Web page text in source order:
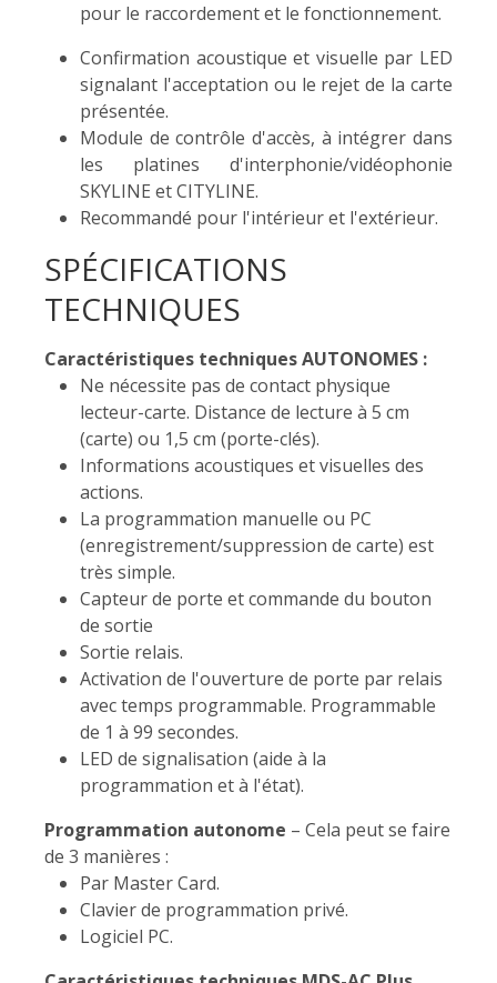
pour le raccordement et le fonctionnement.
Confirmation acoustique et visuelle par LED
signalant l'acceptation ou le rejet de la carte
présentée.
Module de contrôle d'accès, à intégrer dans
les platines d'interphonie/vidéophonie
SKYLINE et CITYLINE.
Recommandé pour l'intérieur et l'extérieur.
SPÉCIFICATIONS
TECHNIQUES
Caractéristiques techniques AUTONOMES :
Ne nécessite pas de contact physique
lecteur-carte. Distance de lecture à 5 cm
(carte) ou 1,5 cm (porte-clés).
Informations acoustiques et visuelles des
actions.
La programmation manuelle ou PC
(enregistrement/suppression de carte) est
très simple.
Capteur de porte et commande du bouton
de sortie
Sortie relais.
Activation de l'ouverture de porte par relais
avec temps programmable. Programmable
de 1 à 99 secondes.
LED de signalisation (aide à la
programmation et à l'état).
Programmation autonome – Cela peut se faire
de 3 manières :
Par Master Card.
Clavier de programmation privé.
Logiciel PC.